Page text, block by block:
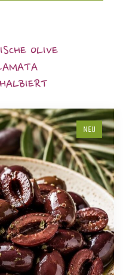
OLIVE
NEU